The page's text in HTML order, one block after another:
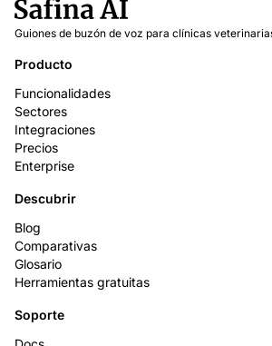
Guiones de buzón de voz para clínicas
Producto
Funcionalidades
Sectores
Integraciones
Precios
Enterprise
Descubrir
Blog
Comparativas
Glosario
Herramientas gratuitas
Soporte